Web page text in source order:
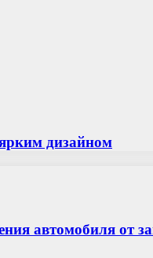
дизайном
автомобиля от